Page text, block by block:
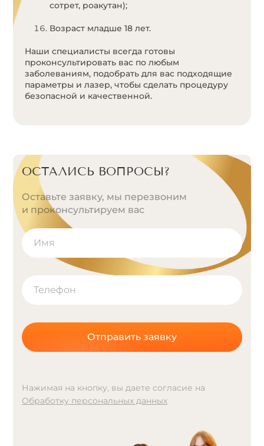
сотрет, роакутан);
Возраст младше 18 лет.
Наши специалисты всегда готовы
проконсультировать вас по любым
заболеваниям, подобрать для вас подходящие
параметры и лазер, чтобы сделать процедуру
безопасной и качественной.
ОСТАЛИСЬ ВОПРОСЫ?
Оставьте заявку, мы перезвоним
и проконсультируем вас
Отправить заявку
Нажимая на кнопку, вы даете согласие на
Обработку персональных данных